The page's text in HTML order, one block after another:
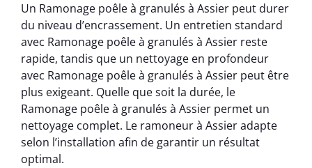
Un Ramonage poêle à granulés à Assier peut durer
du niveau d’encrassement. Un entretien standard
avec Ramonage poêle à granulés à Assier reste
rapide, tandis que un nettoyage en profondeur
avec Ramonage poêle à granulés à Assier peut être
plus exigeant. Quelle que soit la durée, le
Ramonage poêle à granulés à Assier permet un
nettoyage complet. Le ramoneur à Assier adapte
selon l’installation afin de garantir un résultat
optimal.